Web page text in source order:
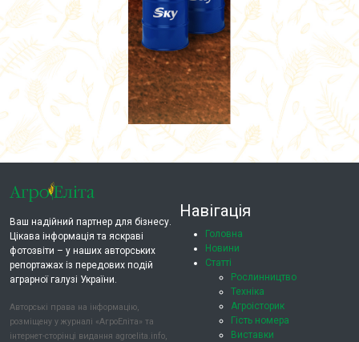
Ваш надійний партнер для бізнесу.
Цікава інформація та яскраві
фотозвіти – у наших авторських
репортажах із передових подій
аграрної галузі України.
Авторські права на інформацію,
розміщену у журналі «АгроЕліта» та
інтернет-сторінці видання agroelita.info,
Навігація
Головна
Новини
Статті
Рослинництво
Техніка
Агроісторик
Гість номера
Виставки